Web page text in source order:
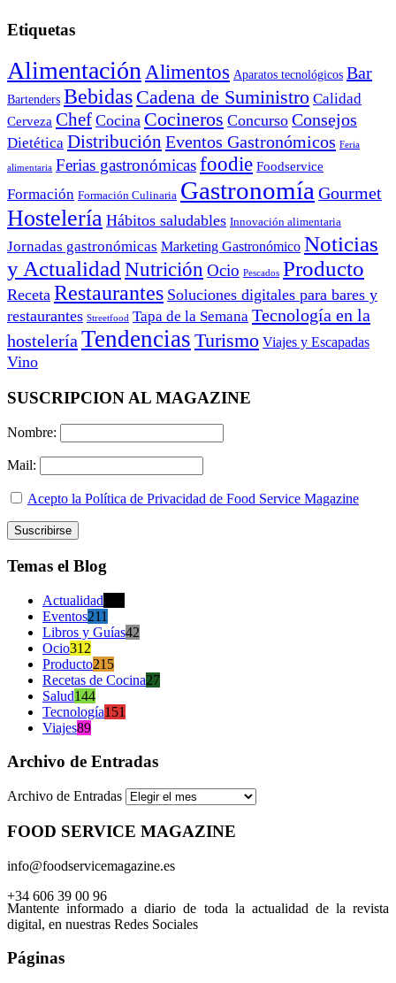
Etiquetas
Alimentación Alimentos Aparatos tecnológicos Bar
Bartenders Bebidas Cadena de Suministro Calidad
Cerveza Chef Cocina Cocineros Concurso Consejos
Dietética Distribución Eventos Gastronómicos Feria
alimentaria Ferias gastronómicasfoodie Foodservice
Formación Formación Culinaria Gastronomía Gourmet
Hostelería Hábitos saludables Innovación alimentaria
Jornadas gastronómicas Marketing Gastronómico Noticias
y Actualidad Nutrición Ocio Pescados Producto
Receta Restaurantes Soluciones digitales para bares y
restaurantes Streetfood Tapa de la Semana Tecnología en la
hostelería Tendencias Turismo Viajes y Escapadas
Vino
SUSCRIPCION AL MAGAZINE
Nombre:
Mail:
Acepto la Política de Privacidad de Food Service Magazine
Temas el Blog
Actualidad
Eventos211
Libros y Guías42
Ocio312
Producto215
Recetas de Cocina27
Salud144
Tecnología151
Viajes89
Archivo de Entradas
Archivo de Entradas
FOOD SERVICE MAGAZINE
info@foodservicemagazine.es
+34 606 39 00 96
Mantente informado a diario de toda la actualidad de la revista
digital, en nuestras Redes Sociales
Páginas